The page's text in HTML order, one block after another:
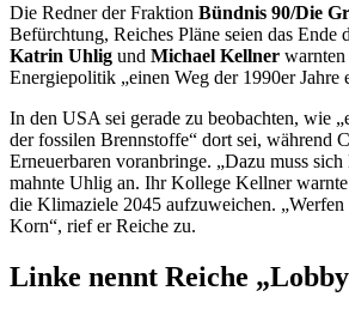
Die Redner der Fraktion Bündnis 90/Die
Befürchtung, Reiches Pläne seien das Ende
Katrin Uhlig und Michael Kellner
Energiepolitik „einen Weg der 1990er Jahre
In den USA sei gerade zu beobachten, wie
der fossilen Brennstoffe“ dort sei, während
Erneuerbaren voranbringe. „Dazu muss
mahnte Uhlig an. Ihr Kollege Kellner
die Klimaziele 2045 aufzuweichen.
Korn“, rief er Reiche zu.
Linke nennt Reiche